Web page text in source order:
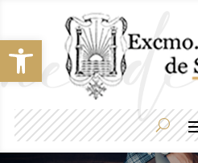
Abrir barra de herramientas